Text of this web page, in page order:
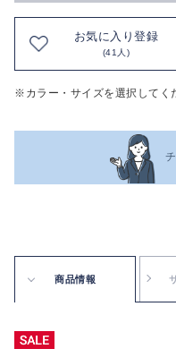
お気に入り登録
(41人)
※カラー・サイズを選択してく
商品情報